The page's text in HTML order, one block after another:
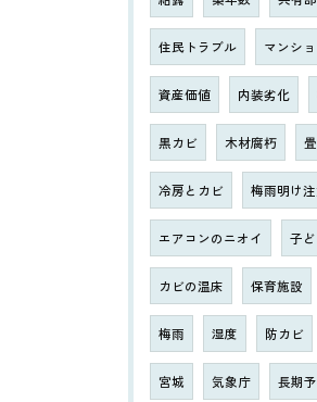
住民トラブル マンシ
資産価値 内装劣化
黒カビ 木材腐朽
冷房とカビ 梅雨明け
エアコンのニオイ 子
カビの温床 保育施設
梅雨 湿度 防カビ
宮城 気象庁 長期